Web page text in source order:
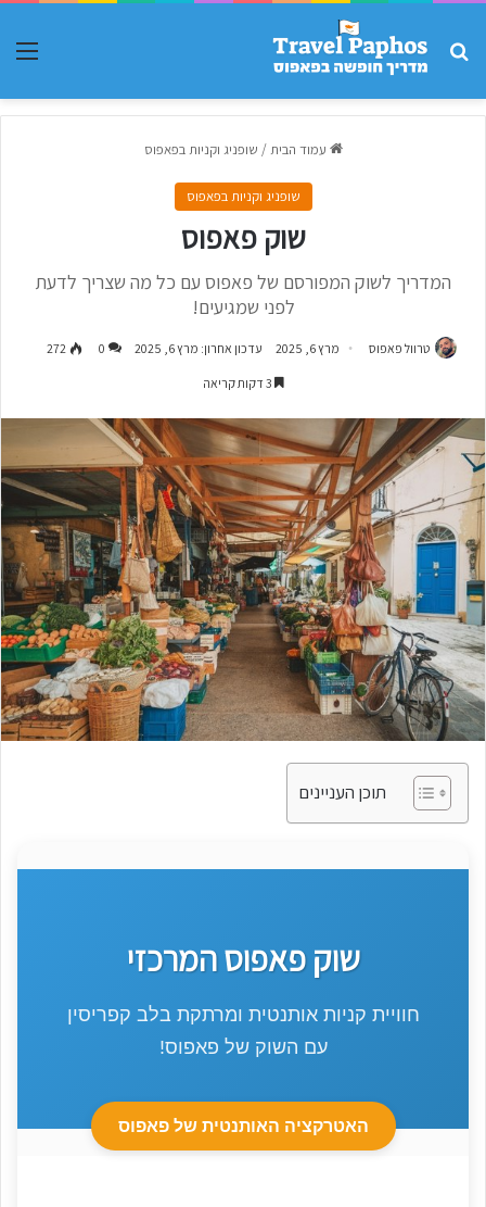
חפש עבור
עמוד הבית / שופניג וקניות בפאפוס
שופניג וקניות בפאפוס
שוק פאפוס
המדריך לשוק המפורסם של פאפוס עם כל מה שצריך לדעת
לפני שמגיעים!
טרוול פאפוס מרץ 6, 2025 עדכון אחרון: מרץ 6, 2025 0
272
תוכן העניינים
שוק פאפוס המרכזי
חוויית קניות אותנטית ומרתקת בלב קפריסין
עם השוק של פאפוס!
האטרקציה האותנטית של פאפוס